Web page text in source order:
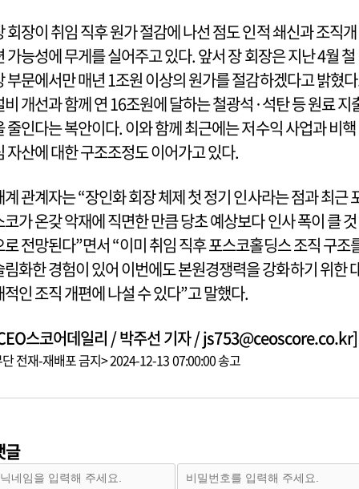
회장이 취임 직후 원가 절감에 나선 점도 인적 쇄신과 조직개
가능성에 무게를 실어주고 있다. 앞서 장 회장은 지난 4월 철
부문에서만 매년 1조원 이상의 원가를 절감하겠다고 밝혔
비 개선과 함께 연 16조원에 달하는 철광석·석탄 등 원료 지
줄인다는 복안이다. 이와 함께 최근에는 저수익 사업과 비핵
자산에 대한 구조조정도 이어가고 있다.
계 관계자는 “장인화 회장 체제 첫 정기 인사라는 점과 최근
코가 온갖 악재에 직면한 만큼 당초 예상보다 인사 폭이 클 것
로 전망된다”면서 “이미 취임 직후 포스코홀딩스 조직 구조
림화한 경험이 있어 이번에도 본원경쟁력을 강화하기 위한
적인 조직 개편에 나설 수 있다”고 말했다.
스코어데일리 / 박주선 기자 / js753@ceoscore.co.kr]
전재-재배포 금지> 2024-12-13 07:00:00 송고
글